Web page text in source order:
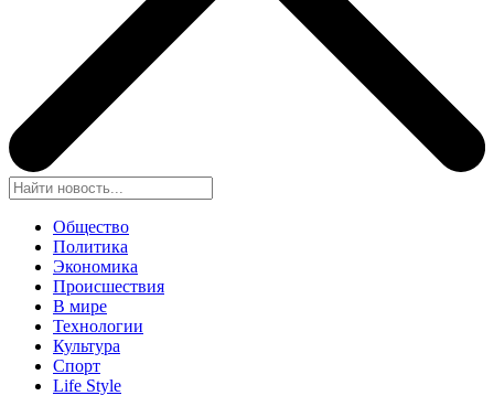
Общество
Политика
Экономика
Происшествия
В мире
Технологии
Культура
Спорт
Life Style